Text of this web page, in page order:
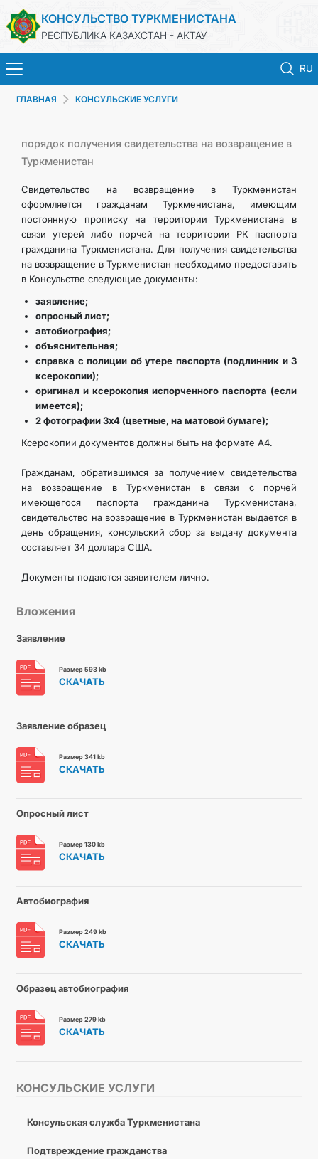
КОНСУЛЬСТВО ТУРКМЕНИСТАНА
РЕСПУБЛИКА КАЗАХСТАН - АКТАУ
RU
ГЛАВНАЯ
НОВОСТИ
КОНСУЛЬСКИЕ УСЛУГИ
МИД
КОНТАКТНЫЕ ДАННЫЕ
ПРАЗДНИЧНЫЕ И ПАМЯТНЫЕ ДНИ
ГЛАВНАЯ КОНСУЛЬСКИЕ УСЛУГИ
КОНСУЛЬСКИЕ УСЛУГИ
Консульская служба Туркменистана
Подтвреждение гражданства
порядок получения свидетельства на возвращение в
Туркменистан
Свидетельство на возвращение в Туркменистан
оформляется гражданам Туркменистана, имеющим
постоянную прописку на территории Туркменистана в
связи утерей либо порчей на территории РК паспорта
гражданина Туркменистана. Для получения свидетельства
на возвращение в Туркменистан необходимо предоставить
в Консульстве следующие документы:
заявление;
опросный лист;
автобиография;
объяснительная;
справка с полиции об утере паспорта (подлинник и 3
ксерокопии);
оригинал и ксерокопия испорченного паспорта (если
имеется);
2 фотографии 3х4 (цветные, на матовой бумаге);
Ксерокопии документов должны быть на формате А4.
Гражданам, обратившимся за получением свидетельства
на возвращение в Туркменистан в связи с порчей
имеющегося паспорта гражданина Туркменистана,
свидетельство на возвращение в Туркменистан выдается в
день обращения, консульский сбор за выдачу документа
составляет 34 доллара США.
Документы подаются заявителем лично.
Вложения
Заявление
Размер 593 kb
СКАЧАТЬ
Заявление образец
Размер 341 kb
СКАЧАТЬ
Опросный лист
Размер 130 kb
СКАЧАТЬ
Автобиография
Размер 249 kb
СКАЧАТЬ
Образец автобиография
Размер 279 kb
СКАЧАТЬ